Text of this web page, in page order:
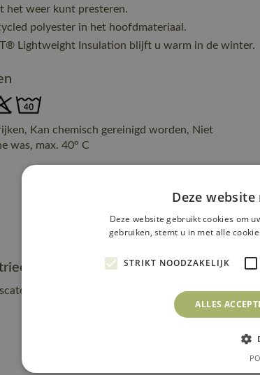
het weer kunt presteren.
polyester in het hoofdmateriaal.
Lightweight Insulation blijft u warm in de winter.
Kan chemisch gereinigd worden, Niet
was, max. 40° C
onderhoud
C2
Deze
Deze website gebruikt cookies om
gebruiken, stemt u in met alle
STRIKT NOODZAKELIJK
ALLES